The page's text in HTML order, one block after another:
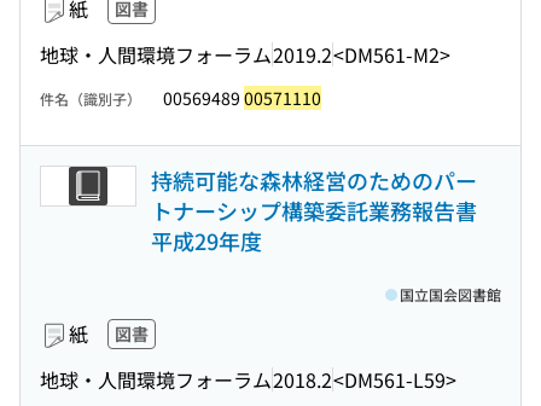
紙 図書
地球・人間環境フォーラム2019.2<DM561-M2>
件名（識別子） 00569489 00571110
持続可能な森林経営のためのパー
トナーシップ構築委託業務報告書
平成29年度
紙 図書
地球・人間環境フォーラム2018.2<DM561-L59>
国立国会図書館